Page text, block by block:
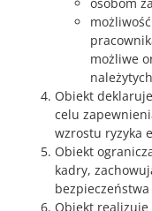
możliwe
Obiekt
celu
wzrostu ryzyka
Obiekt
kadry,
Obiekt